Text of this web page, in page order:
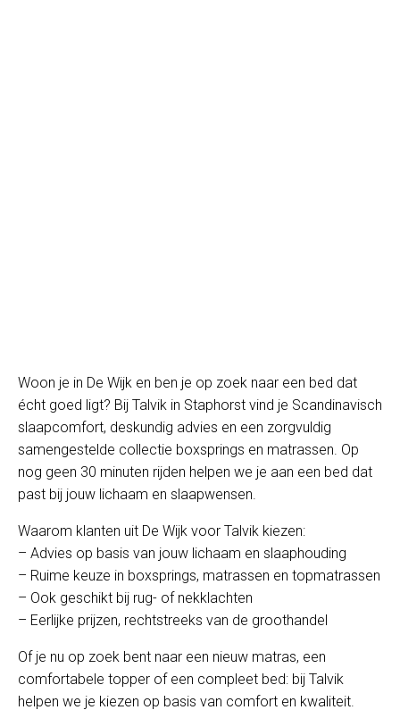
Woon je in De Wijk en ben je op zoek naar een bed dat
écht goed ligt? Bij Talvik in Staphorst vind je Scandinavisch
slaapcomfort, deskundig advies en een zorgvuldig
samengestelde collectie boxsprings en matrassen. Op
nog geen 30 minuten rijden helpen we je aan een bed dat
past bij jouw lichaam en slaapwensen.
Waarom klanten uit De Wijk voor Talvik kiezen:
– Advies op basis van jouw lichaam en slaaphouding
– Ruime keuze in boxsprings, matrassen en topmatrassen
– Ook geschikt bij rug- of nekklachten
– Eerlijke prijzen, rechtstreeks van de groothandel
Of je nu op zoek bent naar een nieuw matras, een
comfortabele topper of een compleet bed: bij Talvik
helpen we je kiezen op basis van comfort en kwaliteit.